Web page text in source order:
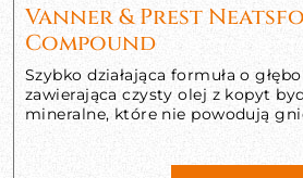
Vanner & Prest
Compound
Szybko działająca formuła o
zawierająca czysty olej z kopyt
mineralne, które nie powodują